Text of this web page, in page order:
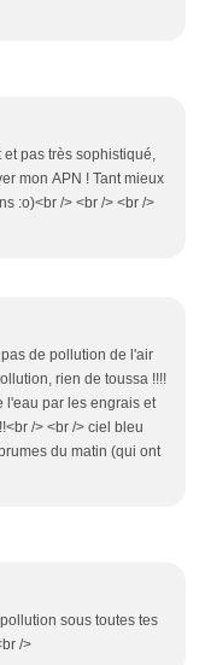
et pas très sophistiqué,
mon APN ! Tant mieux
:o)<br /> <br /> <br />
de pollution de l'air
rien de toussa !!!!
l'eau par les engrais et
/> <br /> ciel bleu
du matin (qui ont
sous toutes tes
/>